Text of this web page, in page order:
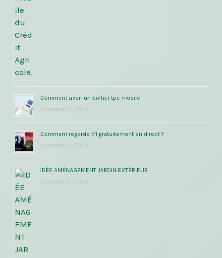
Comment avoir un boitier tpe mobile
novembre 21, 2023
Comment regarde tf1 gratuitement en direct ?
novembre 21, 2023
IDÉE AMÉNAGEMENT JARDIN EXTÉRIEUR
novembre 21, 2023